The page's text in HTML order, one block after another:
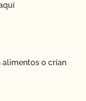
alimentos o crían
al
garantiza el